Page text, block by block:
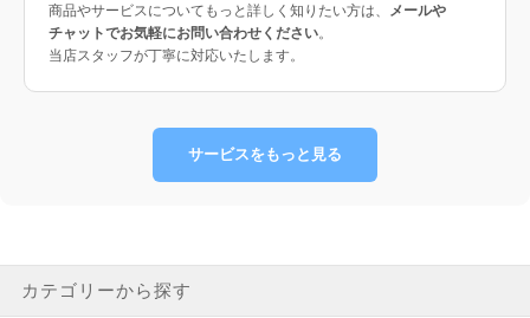
商品やサービスについてもっと詳しく知りたい方は、
メールや
チャットでお気軽にお問い合わせください。
当店スタッフが丁寧に対応いたします。
サービスをもっと見る
カテゴリーから探す